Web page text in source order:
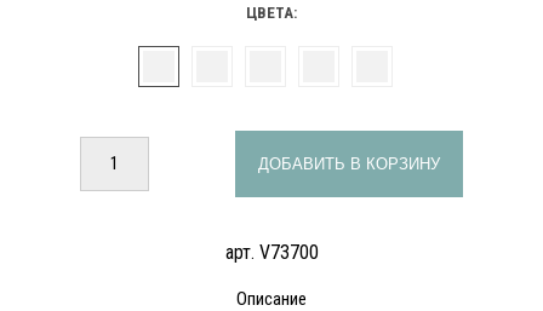
ЦВЕТА:
ДОБАВИТЬ В КОРЗИНУ
арт. V73700
Описание